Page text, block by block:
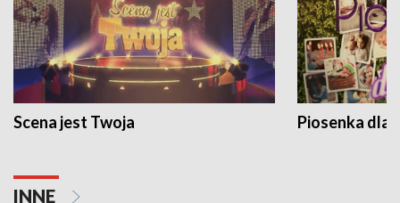
Scena jest Twoja Piosenka dla
INNE